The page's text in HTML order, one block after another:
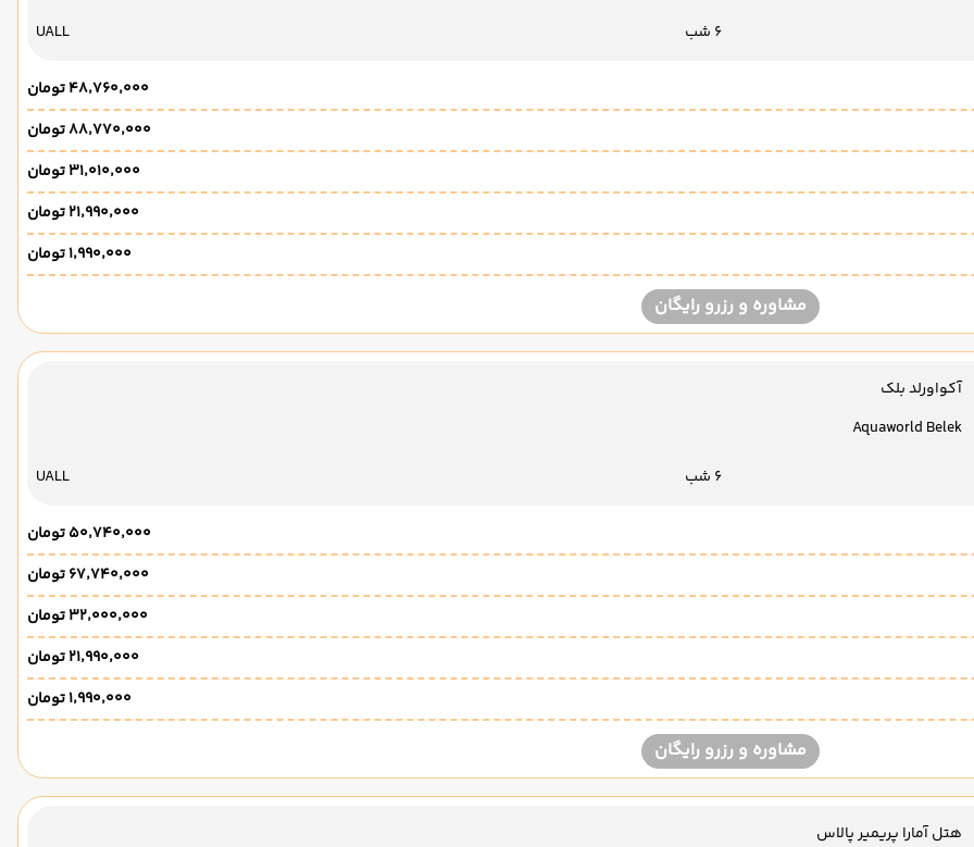
6 شب UALL
۴۸٬۷۶۰٬۰۰۰ تومان
۸۸٬۷۷۰٬۰۰۰ تومان
۳۱٬۰۱۰٬۰۰۰ تومان
۲۱٬۹۹۰٬۰۰۰ تومان
۱٬۹۹۰٬۰۰۰ تومان
مشاوره و رزرو رایگان
آکواورلد بلک
Aquaworld Belek
6 شب UALL
۵۰٬۷۴۰٬۰۰۰ تومان
۶۷٬۷۴۰٬۰۰۰ تومان
۳۲٬۰۰۰٬۰۰۰ تومان
۲۱٬۹۹۰٬۰۰۰ تومان
۱٬۹۹۰٬۰۰۰ تومان
مشاوره و رزرو رایگان
هتل آمارا پریمیر پالاس